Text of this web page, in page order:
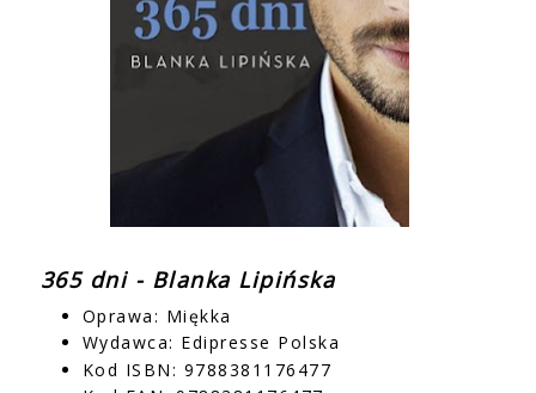
365 dni - Blanka Lipińska
Oprawa: Miękka
Wydawca: Edipresse Polska
Kod ISBN: 9788381176477